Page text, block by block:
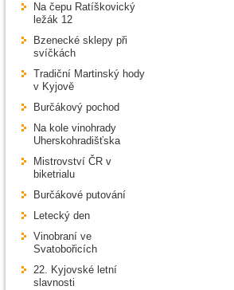
Na čepu Ratíškovický
ležák 12
Bzenecké sklepy při
svíčkách
Tradiční Martinský hody
v Kyjově
Burčákový pochod
Na kole vinohrady
Uherskohradišťska
Mistrovství ČR v
biketrialu
Burčákové putování
Letecký den
Vinobraní ve
Svatobořicích
22. Kyjovské letní
slavnosti